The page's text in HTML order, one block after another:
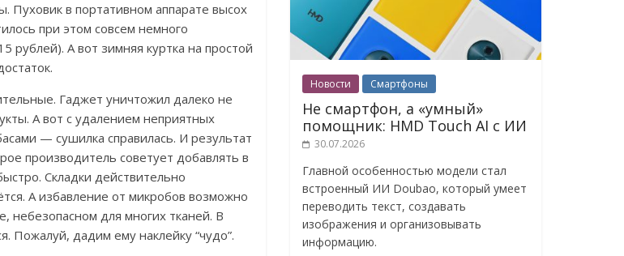
Пуховик в портативном аппарате высох
при этом совсем немного
А вот зимняя куртка на простой
Гаджет уничтожил далеко не
А вот с удалением неприятных
— сушилка справилась. И результат
производитель советует добавлять в
Складки действительно
А избавление от микробов возможно
небезопасном для многих тканей. В
Пожалуй, дадим ему наклейку “чудо”.
Новости Смартфоны
Не смартфон, а «умный»
помощник: HMD Touch AI с ИИ
30.07.2026
Главной особенностью модели стал
встроенный ИИ Doubao, который умеет
переводить текст, создавать
изображения и организовывать
информацию.